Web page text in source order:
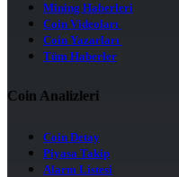
Mining Haberleri
Coin Videoları
Coin Yazarları
Tüm Haberler
Coin Analizleri
Coin Detay
Piyasa Takip
Alarm Listesi